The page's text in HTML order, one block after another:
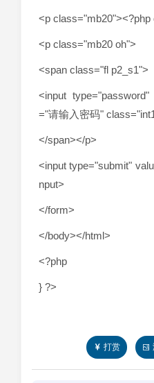
<p class="mb20"><?php
<p class="mb20 oh">
<span class="fl p2_s1">
<input
="请输入密码"
</span></p>
<input type="submit"
nput>
</form>
</body></html>
<?php
} ?>
打赏